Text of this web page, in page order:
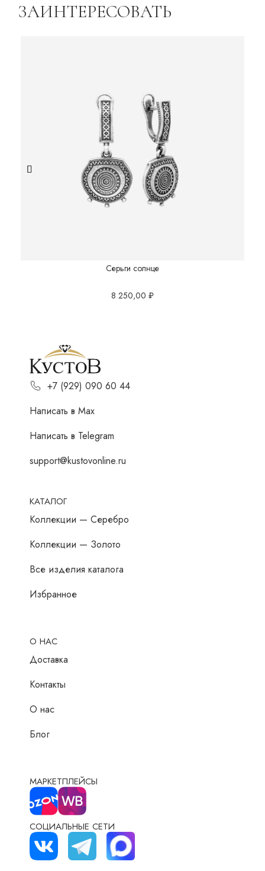
ЗАИНТЕРЕСОВАТЬ
Серьги солнце
8 250,00 ₽
+7 (929) 090 60 44
Написать в Мах
Написать в Telegram
support@kustovonline.ru
КАТАЛОГ
Коллекции — Серебро
Коллекции — Золото
Все изделия каталога
Избранное
О НАС
Доставка
Контакты
О нас
Блог
МАРКЕТПЛЕЙСЫ
СОЦИАЛЬНЫЕ СЕТИ